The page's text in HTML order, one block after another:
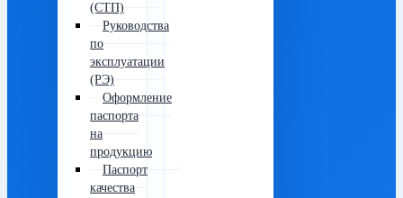
(СТП)
Руководства
по
эксплуатации
(РЭ)
Оформление
паспорта
на
продукцию
Паспорт
качества